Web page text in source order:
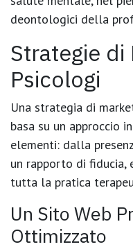
deontologici della
Strategie di
Psicologi
Una strategia di
basa su un approccio
elementi: dalla
un rapporto di fiducia,
tutta la pratica
Un Sito Web
Ottimizzato